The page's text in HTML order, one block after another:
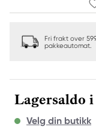
Fri frakt over
pakkeautomat.
Lagersaldo
Velg din butikk